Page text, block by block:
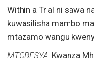
Within a Trial ni sawa
kuwasilisha mambo
mtazamo wangu
MTOBESYA: Kwanza